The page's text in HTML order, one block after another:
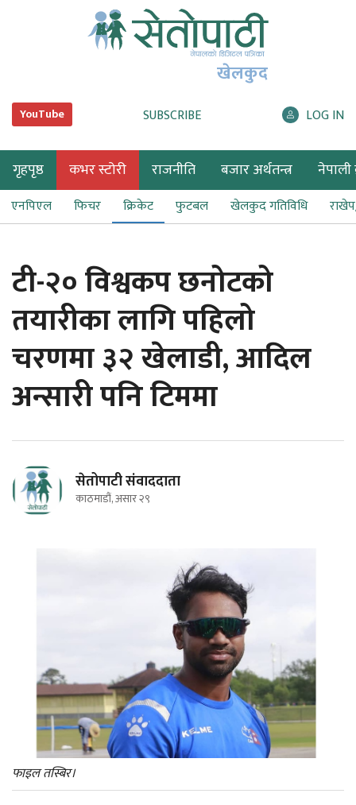
खेलकुद
YouTube SUBSCRIBE LOG IN
गृहपृष्ठ कभर स्टोरी राजनीति बजार अर्थतन्त्र नेपाली
एनपिएल फिचर क्रिकेट फुटबल खेलकुद गतिविधि
टी-२० विश्वकप छनोटको
तयारीका लागि पहिलो
चरणमा ३२ खेलाडी, आदिल
अन्सारी पनि टिममा
सेतोपाटी संवाददाता
काठमाडौं, असार २९
फाइल तस्बिर।